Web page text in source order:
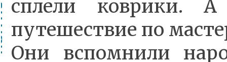
сплели коврики.
путешествие по
Они вспомнили